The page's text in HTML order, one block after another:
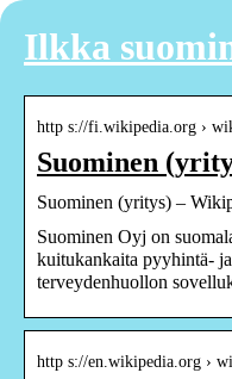
Ilkka
http s://fi.wikipedia.org ›
Suominen
Suominen (yritys) –
Suominen Oyj on
kuitukankaita pyyhintä-
terveydenhuollon
http s://en.wikipedia.org ›